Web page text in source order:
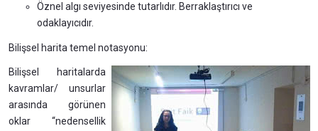
Öznel algı seviyesinde tutarlıdır. Berraklaştırıcı ve
odaklayıcıdır.
Bilişsel harita temel notasyonu:
Bilişsel haritalarda
kavramlar/ unsurlar
arasında görünen
oklar “nedensellik